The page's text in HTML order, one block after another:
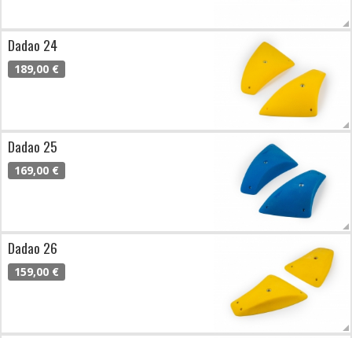
Dadao 24
189,00 €
Dadao 25
169,00 €
Dadao 26
159,00 €